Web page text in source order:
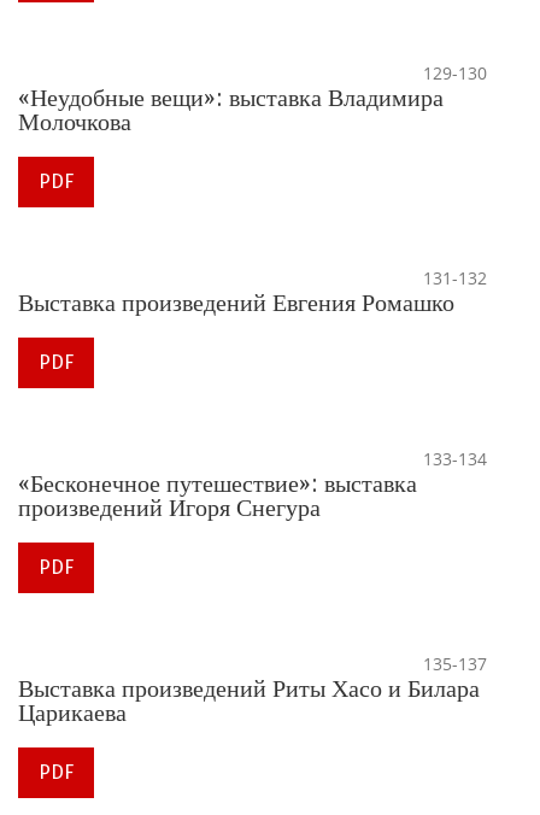
129-130
«Неудобные вещи»: выставка Владимира
Молочкова
PDF
131-132
Выставка произведений Евгения Ромашко
PDF
133-134
«Бесконечное путешествие»: выставка
произведений Игоря Снегура
PDF
135-137
Выставка произведений Риты Хасо и Билара
Царикаева
PDF